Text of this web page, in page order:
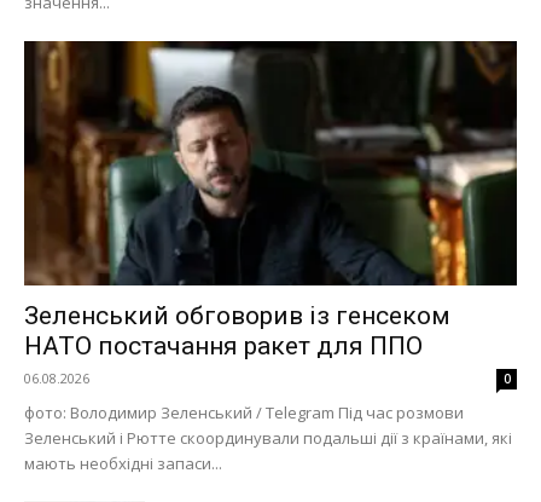
Меню
Зеленський обговорив із генсеком
НАТО постачання ракет для ППО
06.08.2026 0
фото: Володимир Зеленський / Telegram Під час розмови
Зеленський і Рютте скоординували подальші дії з країнами, які
мають необхідні запаси...